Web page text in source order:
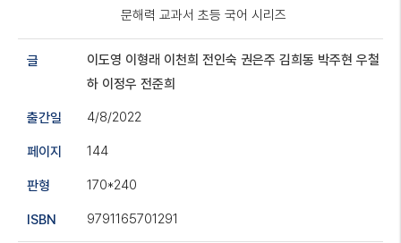
문해력 교과서 초등 국어 시리즈
글 이도영 이형래 이천희 전인숙 권은주 김희동 박주현 우철
하 이정우 전준희
출간일 4/8/2022
페이지 144
판형 170*240
ISBN 9791165701291